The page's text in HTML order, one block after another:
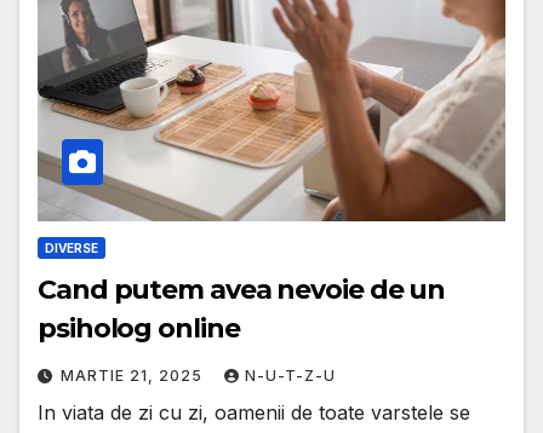
DIVERSE
Cand putem avea nevoie de un
psiholog online
MARTIE 21, 2025 N-U-T-Z-U
In viata de zi cu zi, oamenii de toate varstele se